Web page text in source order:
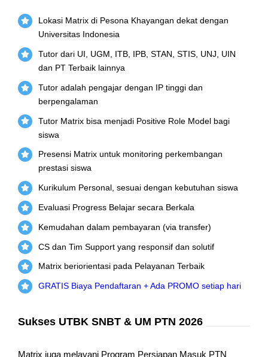
Lokasi Matrix di Pesona Khayangan dekat dengan
Universitas Indonesia
Tutor dari UI, UGM, ITB, IPB, STAN, STIS, UNJ, UIN
dan PT Terbaik lainnya
Tutor adalah pengajar dengan IP tinggi dan
berpengalaman
Tutor Matrix bisa menjadi Positive Role Model bagi
siswa
Presensi Matrix untuk monitoring perkembangan
prestasi siswa
Kurikulum Personal, sesuai dengan kebutuhan siswa
Evaluasi Progress Belajar secara Berkala
Kemudahan dalam pembayaran (via transfer)
CS dan Tim Support yang responsif dan solutif
Matrix beriorientasi pada Pelayanan Terbaik
GRATIS Biaya Pendaftaran + Ada PROMO setiap hari
Sukses UTBK SNBT & UM PTN 2026
Matrix juga melayani Program Persiapan Masuk PTN